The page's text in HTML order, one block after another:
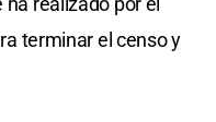
terminar el censo y